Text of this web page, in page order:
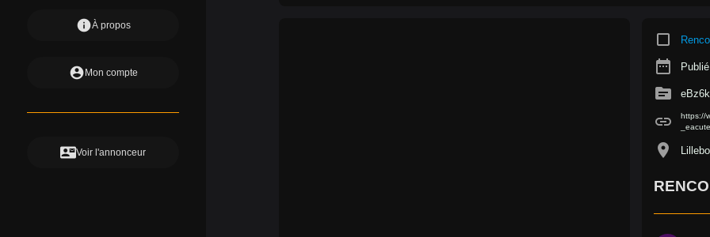
infoÀ propos
account_circle Mon compte
contact_mailVoir l'annonceur
crop_square
date_range
source
link
https://
location_on